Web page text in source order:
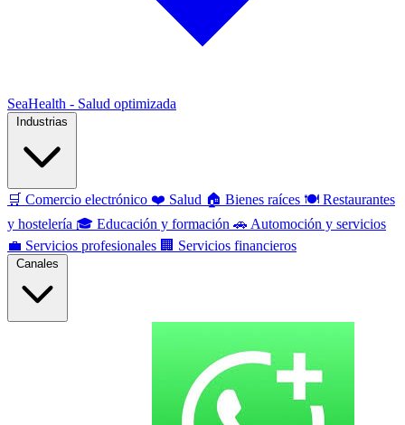
SeaHealth - Salud optimizada
🛒 Comercio electrónico ❤️ Salud 🏠 Bienes raíces 🍽️ Restaurantes
y hostelería 🎓 Educación y formación 🚗 Automoción y servicios
💼 Servicios profesionales 🏢 Servicios financieros